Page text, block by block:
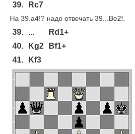
39.
Rc7
На 39.a4!? надо отвечать 39...Be2!.
39. ...
Rd1+
40.
Kg2
Bf1+
41.
Kf3